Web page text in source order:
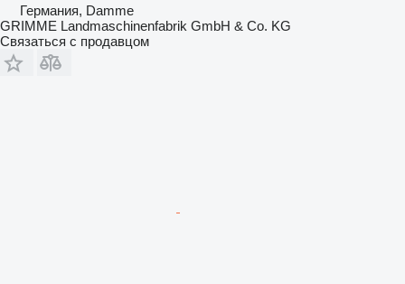
Германия, Damme
GRIMME Landmaschinenfabrik GmbH & Co. KG
Связаться с продавцом